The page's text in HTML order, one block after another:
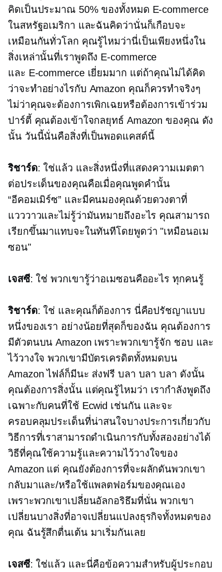
คิดเป็นประมาณ 50% ของทั้งหมด E-commerce
ในสหรัฐอเมริกา และฉันคิดว่านั่นก็เกือบจะ
เหมือนกันทั่วโลก คุณรู้ไหมว่านี่เป็นเพียงหนึ่งใน
สิ่งเหล่านั้นที่เราพูดถึง E-commerce
และ E-commerceเยี่ยมมาก แต่ถ้าคุณไม่ได้คิด
ว่าจะทำอย่างไรกับ Amazon คุณก็ควรทำจริงๆ
ไม่ว่าคุณจะต้องการเพิกเฉยหรือต้องการเข้าร่วม
ปาร์ตี้ คุณต้องเข้าใจกลยุทธ์ Amazon ของคุณ ดัง
นั้น วันนี้นั่นคือสิ่งที่เป็นพอดแคสต์นี้
ริชาร์ด: ใช่แล้ว และสิ่งหนึ่งที่แสดงความเมตตา
ต่อประเด็นของคุณคือเมื่อคุณพูดคำนั้น
“อีคอมเมิร์ซ” และมีคนมองคุณด้วยดวงตาที่
แวววาวและไม่รู้ว่ามันหมายถึงอะไร คุณสามารถ
เรียกขึ้นมาแทบจะในทันทีโดยพูดว่า "เหมือนอเม
ซอน"
เจสซี: ใช่ พวกเขารู้ว่าอเมซอนคืออะไร ทุกคนรู้
ริชาร์ด: ใช่ และคุณก็ต้องการ นี่คือปรัชญาแบบ
หนึ่งของเรา อย่างน้อยที่สุดก็ของฉัน คุณต้องการ
มีตัวตนบน Amazon เพราะพวกเขารู้จัก ชอบ และ
ไว้วางใจ พวกเขามีบัตรเครดิตทั้งหมดบน
Amazon ไฟล์ก็มีนะ ส่งฟรี บลา บลา บลา ดังนั้น
คุณต้องการสิ่งนั้น แต่คุณรู้ไหมว่า เรากำลังพูดถึง
เฉพาะกับคนที่ใช้ Ecwid เช่นกัน และจะ
ครอบคลุมประเด็นที่น่าสนใจบางประการเกี่ยวกับ
วิธีการที่เราสามารถดำเนินการกับทั้งสองอย่างได้
วิธีที่คุณใช้ความรู้และความไว้วางใจของ
Amazon แต่ คุณยังต้องการที่จะผลักดันพวกเขา
กลับมาและ/หรือใช้แพลตฟอร์มของคุณเอง
เพราะพวกเขาเปลี่ยนอัลกอริธึมที่นั่น พวกเขา
เปลี่ยนบางสิ่งที่อาจเปลี่ยนแปลงธุรกิจทั้งหมดของ
คุณ ฉันรู้สึกตื่นเต้น มาเริ่มกันเลย
เจสซี: ใช่แล้ว และนี่คือข้อความสำหรับผู้ประกอบ